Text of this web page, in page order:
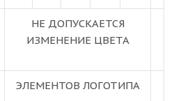
НЕ ДОПУСКАЕТСЯ
ИЗМЕНЕНИЕ ЦВЕТА
ЭЛЕМЕНТОВ ЛОГОТИПА